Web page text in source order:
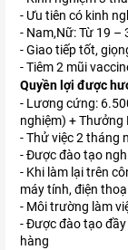
- Ưu tiên có kinh
- Nam,Nữ: Từ 19 –
- Giao tiếp tốt,
- Tiêm 2 mũi
Quyền lợi được
- Lương cứng:
nghiệm) + Thưởng
- Thử việc 2 tháng
- Được đào tạo
- Khi làm lại trên
máy tính, điện
- Môi trường làm
- Được đào tạo
hàng